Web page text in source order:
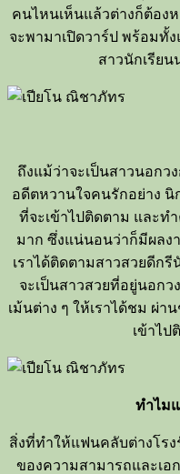
คนไหนเห็นแล้วต่างก็ต้องห
จะพามาเปิดวาร์ป พร้อมทั้
สาวนักเรีย
ถึงแม้ว่าจะเป็นสาวนอกว
อดีตหวานใจคนรักอย่าง
ที่จะเข้าไปติดตาม และท
มาก ซึ่งแน่นอนว่าก็มีผลงา
เราได้ติดตามสาวสวยดีก
จะเป็นสาวสวยที่อยู่นอก
เม้นต่าง ๆ ให้เราได้ชม ผ่า
เข้าไป
ทำไม
สิ่งที่ทำให้แฟนคลับต่างโร
ของความสามารถและเอ